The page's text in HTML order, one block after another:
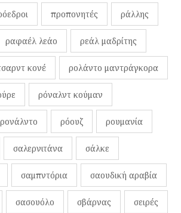
προπονητές ράλλης
ραφαέλ λεάο ρεάλ μαδρίτης
κονέ ρολάντο μαντράγκορα
ρόναλντ κούμαν
ρονάλντο ρόουζ ρουμανία
σαλερνιτάνα σάλκε
σαμπντόρια σαουδική αραβία
σασουόλο σβάρνας σειρές